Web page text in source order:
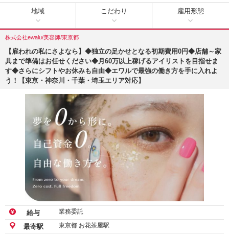
地域 こだわり 雇用形態
株式会社ewalu/美容師/東京都
【雇われの私にさよなら】◆独立の足かせとなる初期費用0円◆店舗～家
具まで準備はお任せください◆月60万以上稼げるアイリストを目指せま
す◆さらにシフトやお休みも自由◆エワルで最強の働き方を手に入れよ
う！【東京・神奈川・千葉・埼玉エリア対応】
給与 業務委託
最寄駅 東京都 お花茶屋駅